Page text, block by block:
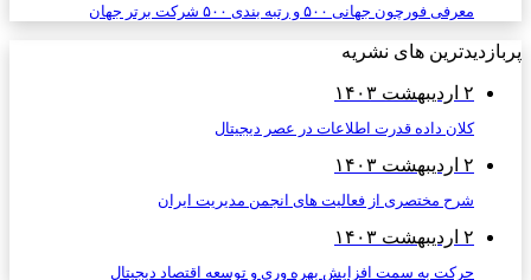
معرفی فورچون جهانی ۵۰۰ و رتبه بندی ۵۰۰ شرکت برتر جهان
پربازدیدترین های نشریه
۲ اردیبهشت ۱۴۰۳
کلان داده قدرت اطلاعات در عصر دیجیتال
۲ اردیبهشت ۱۴۰۳
شرح مختصری از فعالیت های انجمن مدیریت ایران
۲ اردیبهشت ۱۴۰۳
حرکت به سمت افزایش بهره وری و توسعه اقتصاد دیجیتال